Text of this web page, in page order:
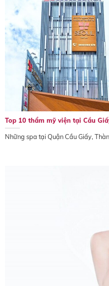
Top 10 thẩm mỹ viện tại Cầu
Những spa tại Quận Cầu Giấy,